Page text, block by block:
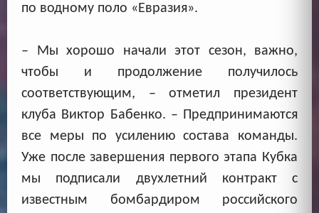
по водному поло «Евразия».
– Мы хорошо начали этот сезон, важно,
чтобы и продолжение получилось
соответствующим, – отметил президент
клуба Виктор Бабенко. – Предпринимаются
все меры по усилению состава команды.
Уже после завершения первого этапа Кубка
мы подписали двухлетний контракт с
известным бомбардиром российского